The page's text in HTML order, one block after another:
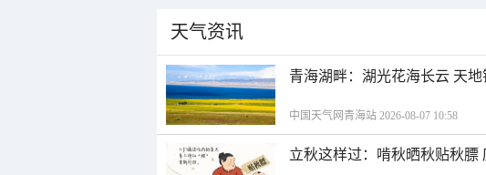
天气资讯
青海湖畔：湖光花海长云 天
中国天气网青海站 2026-08-07 10:58
立秋这样过：啃秋晒秋贴秋膘